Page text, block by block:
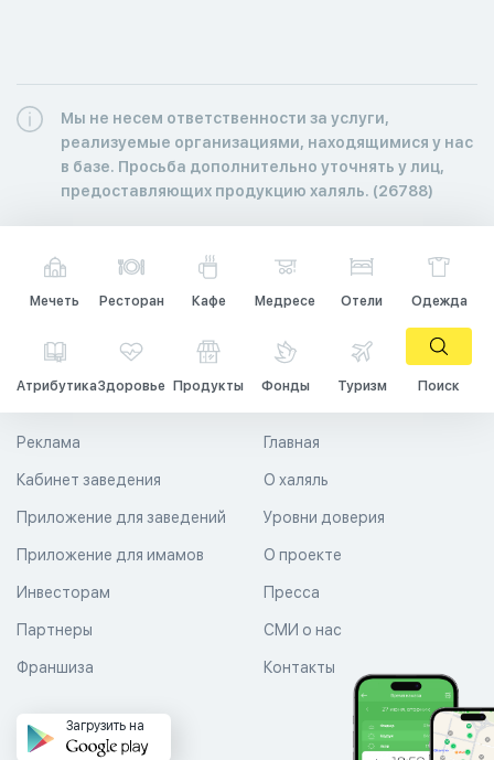
Мы не несем ответственности за услуги,
реализуемые организациями, находящимися у нас
в базе. Просьба дополнительно уточнять у лиц,
предоставляющих продукцию халяль. (26788)
Мечеть Ресторан Кафе Медресе Отели Одежда
АтрибутикаЗдоровье Продукты Фонды Туризм Поиск
Главная
О халяль
Уровни доверия
Реклама
Кабинет заведения
Приложение для заведений
Приложение для имамов О проекте
Пресса
СМИ о нас
Контакты
Инвесторам
Партнеры
Франшиза
Загрузить на